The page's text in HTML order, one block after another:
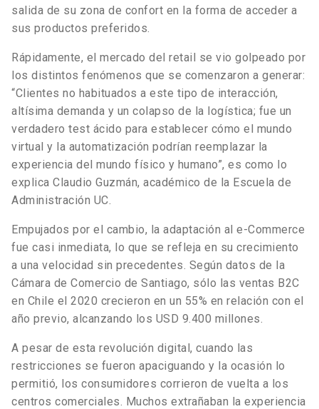
salida de su zona de confort en la forma de acceder a
sus productos preferidos.
Rápidamente, el mercado del retail se vio golpeado por
los distintos fenómenos que se comenzaron a generar:
“Clientes no habituados a este tipo de interacción,
altísima demanda y un colapso de la logística; fue un
verdadero test ácido para establecer cómo el mundo
virtual y la automatización podrían reemplazar la
experiencia del mundo físico y humano”, es como lo
explica Claudio Guzmán, académico de la Escuela de
Administración UC.
Empujados por el cambio, la adaptación al e-Commerce
fue casi inmediata, lo que se refleja en su crecimiento
a una velocidad sin precedentes. Según datos de la
Cámara de Comercio de Santiago, sólo las ventas B2C
en Chile el 2020 crecieron en un 55% en relación con el
año previo, alcanzando los USD 9.400 millones.
A pesar de esta revolución digital, cuando las
restricciones se fueron apaciguando y la ocasión lo
permitió, los consumidores corrieron de vuelta a los
centros comerciales. Muchos extrañaban la experiencia